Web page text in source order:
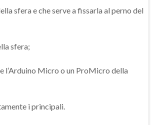
sfera e che serve a fissarla al perno del
sfera;
l’Arduino Micro o un ProMicro della
i principali.